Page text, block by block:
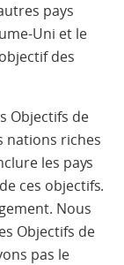
pays
Uni et le
des
Objectifs de
nations riches
les pays
ces objectifs.
Nous
Objectifs de
pas le